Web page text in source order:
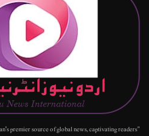
premier source of global news, captivating readers